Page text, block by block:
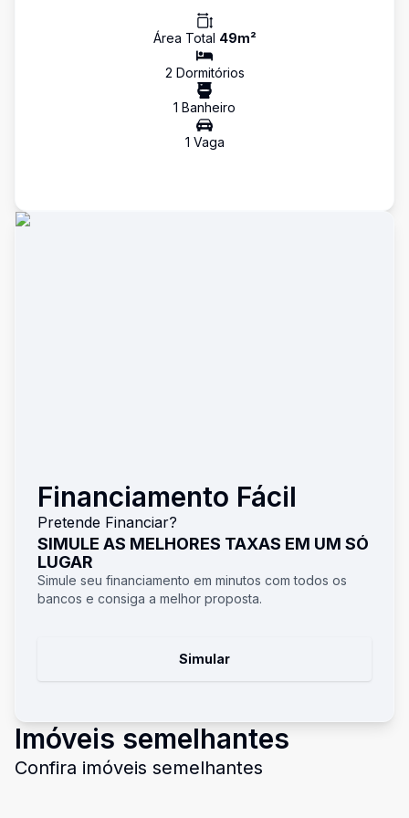
Área Total 49m²
2 Dormitórios
1 Banheiro
1 Vaga
Financiamento Fácil
Pretende Financiar?
SIMULE AS MELHORES TAXAS EM UM SÓ
LUGAR
Simule seu financiamento em minutos com todos os
bancos e consiga a melhor proposta.
Simular
Imóveis semelhantes
Confira imóveis semelhantes